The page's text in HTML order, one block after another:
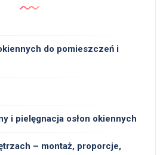
do pomieszczeń i
i pielęgnacja osłon okiennych
– montaż, proporcje,